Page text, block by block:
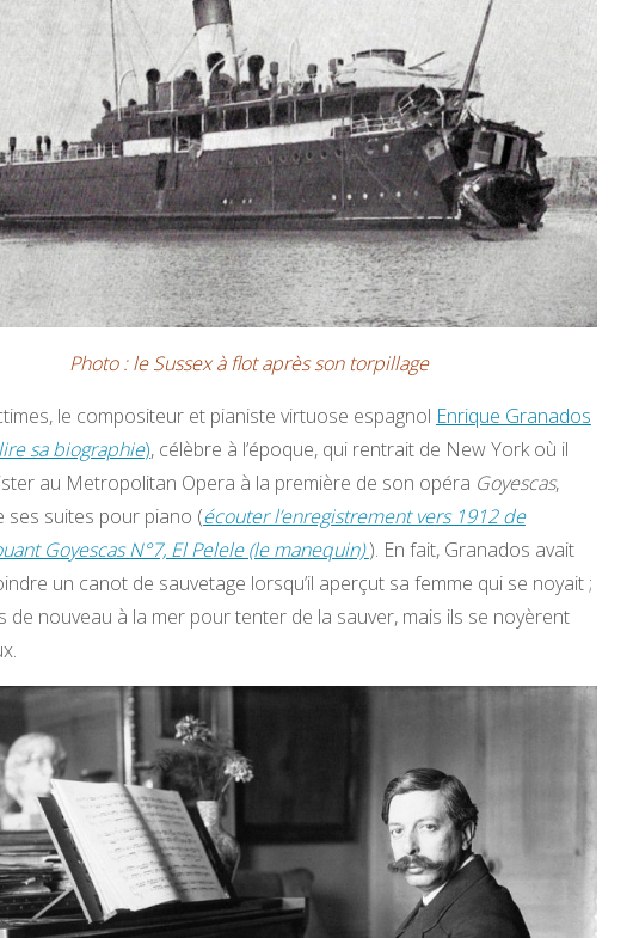
Photo : le Sussex à flot après son torpillage
le compositeur et pianiste virtuose espagnol Enrique Granados
lire sa biographie), célèbre à l’époque, qui rentrait de New York où il
au Metropolitan Opera à la première de son opéra Goyescas,
ses suites pour piano (écouter l’enregistrement vers 1912 de
Goyescas N°7, El Pelele (le manequin) ). En fait, Granados avait
un canot de sauvetage lorsqu’il aperçut sa femme qui se noyait ;
de nouveau à la mer pour tenter de la sauver, mais ils se noyèrent